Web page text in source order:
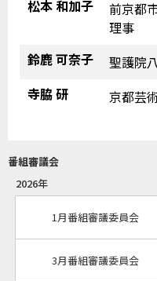
松本 和加子
前京都
理事
鈴鹿 可奈子
聖護院
寺脇 研
京都芸
番組審議会
2026年
1月番組審議委員会
3月番組審議委員会